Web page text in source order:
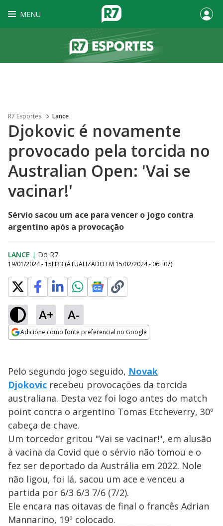
MENU
R7 Esportes Lance
Djokovic é novamente
provocado pela torcida no
Australian Open: 'Vai se
vacinar!'
Sérvio sacou um ace para vencer o jogo contra
argentino após a provocação
LANCE | Do R7
19/01/2024 - 15H33 (ATUALIZADO EM 15/02/2024 - 06H07)
A+ A-
Adicione como fonte preferencial no Google
Pelo segundo jogo seguido, Novak
Djokovic recebeu provocações da torcida
australiana. Desta vez foi logo antes do match
point contra o argentino Tomas Etcheverry, 30º
cabeça de chave.
Um torcedor gritou "Vai se vacinar!", em alusão
à vacina da Covid que o sérvio não tomou e o
fez ser deportado da Austrália em 2022. Nole
não ligou, foi lá, sacou um ace e venceu a
partida por 6/3 6/3 7/6 (7/2).
Ele encara nas oitavas de final o francês Adrian
Mannarino, 19º colocado.